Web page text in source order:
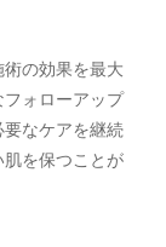
の効果を最大
ォローアップ
なケアを継続
を保つことが